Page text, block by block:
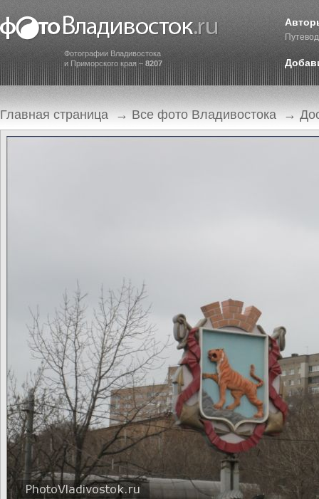
Фотографии Владивостока
и Приморского края – 8207
Главная страница → Все фото Владивостока →